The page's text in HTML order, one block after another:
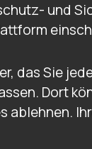
und
das Sie
Dort
ablehnen.